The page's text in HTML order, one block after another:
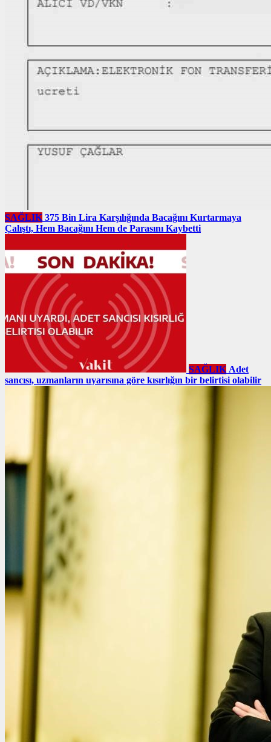
SAĞLIK 375 Bin Lira Karşılığında Bacağını Kurtarmaya
Çalıştı, Hem Bacağını Hem de Parasını Kaybetti
SAĞLIK Adet
sancısı, uzmanların uyarısına göre kısırlığın bir belirtisi olabilir